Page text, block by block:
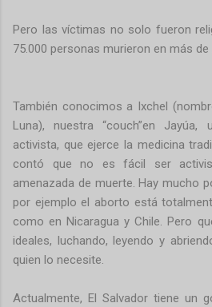
Pero las víctimas no solo fueron
75.000 personas murieron en más
También conocimos a Ixchel
Luna), nuestra “couch”en Jayúa,
activista, que ejerce la medicina
contó que no es fácil ser
amenazada de muerte. Hay mucho
por ejemplo el aborto está
como en Nicaragua y Chile. Pero
ideales, luchando, leyendo y
quien lo necesite.
Actualmente, El Salvador tiene un